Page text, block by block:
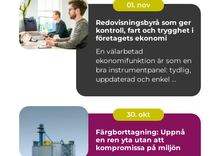
01. nov
Redovisningsbyrå som ger
kontroll, fart och trygghet i
företagets ekonomi
En välarbetad
ekonomifunktion är som en
bra instrumentpanel: tydlig,
uppdaterad och enkel ...
30. okt
Färgborttagning: Uppnå
en ren yta utan att
kompromissa på miljön